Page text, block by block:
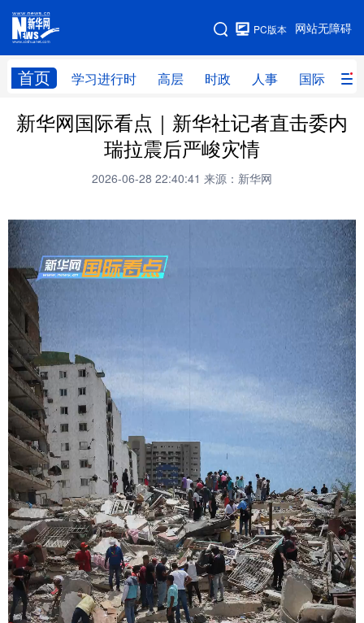
网站无障碍
PC版本
首页 学习进行时 高层 时政 人事 国际 财
网站地图
学习进行时 高层 时政 人事
财经 网评
科技 体育
文化 书画
政务
食品
学术中国 乡村振兴 溯源中国
城市 会展
彩票 娱乐
公益 一带一路 亚太网 上市公司
文化产业
地方频道
新华网国际看点｜新华社记者直击委内
瑞拉震后严峻灾情
2026-06-28 22:40:41 来源：新华网